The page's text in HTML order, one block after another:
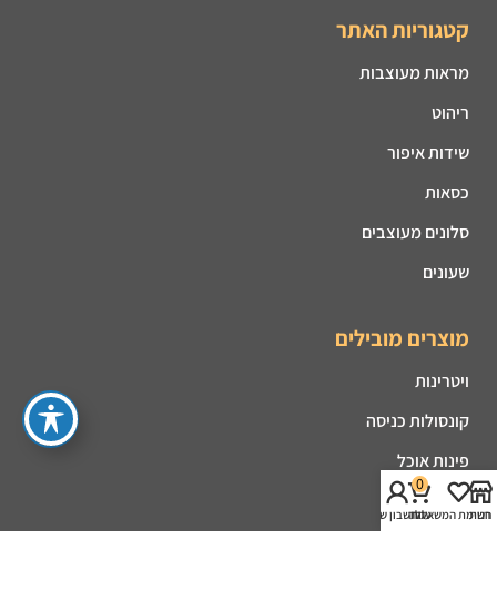
קטגוריות האתר
מראות מעוצבות
ריהוט
שידות איפור
כסאות
סלונים מעוצבים
שעונים
מוצרים מובילים
ויטרינות
קונסולות כניסה
פינות אוכל
מזנונים
חנות
רשימת המשאלות
0
עגלה
החשבון שלי